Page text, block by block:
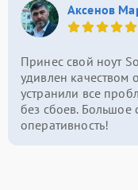
Аксенов
Принес свой ноут
удивлен качеством
устранили все
без сбоев. Большое
оперативность!